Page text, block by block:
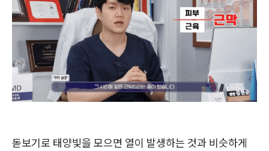
돋보기로 태양빛을 모으면 열이 발생하는 것과 비슷하게